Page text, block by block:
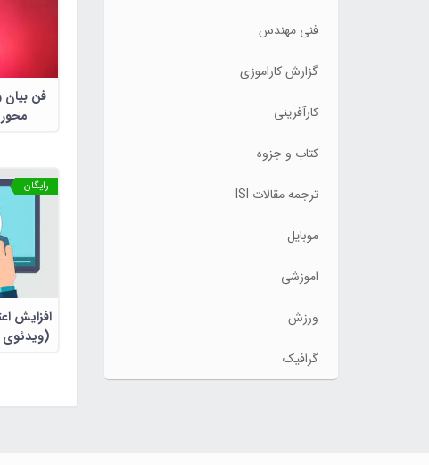
فنی مهندس
گزارش کاراموزی
کارآفرینی
کتاب و جزوه
ترجمه مقالات ISI
موبایل
اموزشی
ورزش
گرافیک
فن
محور (133
رایگان
افزایش
(ویدئوی